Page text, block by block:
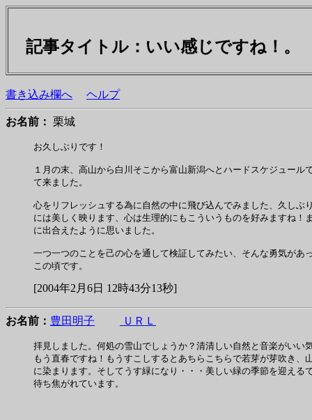
記事タイトル：いい感じですね！
書き込み欄へ ヘルプ
お名前： 栗城
お久しぶりです！
１月の末、高山から白川そこから富山新潟へとハードスケジュール
て来ました。
心をリフレッシュする為に自然の中に飛び込んでみました、久しぶ
には美しく映ります、心は生理的にもこういうものを好みますね！
に出合えたように思いました。
一つ一つのことを己の心を通して検証してみたい、そんな勇気があ
[2004年2月6日 12時43分13秒]
お名前： 豊田明子 ＵＲＬ
拝見しました。何処の雪山でしょうか？清清しい自然と音楽がいい
もう直春ですね！もうすこしするとあちらこちらで若芽が芽吹き、
に染まります。そしてうす緑になり・・・美しい緑の季節を迎える
待ち焦がれています。